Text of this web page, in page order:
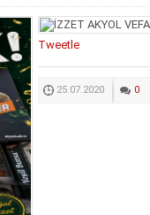
Tweetle
25.07.2020 0